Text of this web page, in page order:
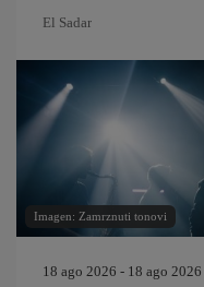
El Sadar
Imagen: Zamrznuti tonovi
18 ago 2026 - 18 ago 2026